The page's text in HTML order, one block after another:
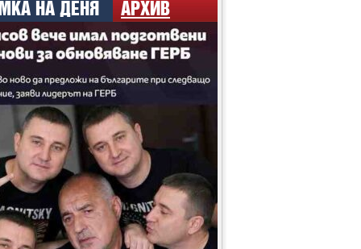
НА ДЕНЯ АРХИВ